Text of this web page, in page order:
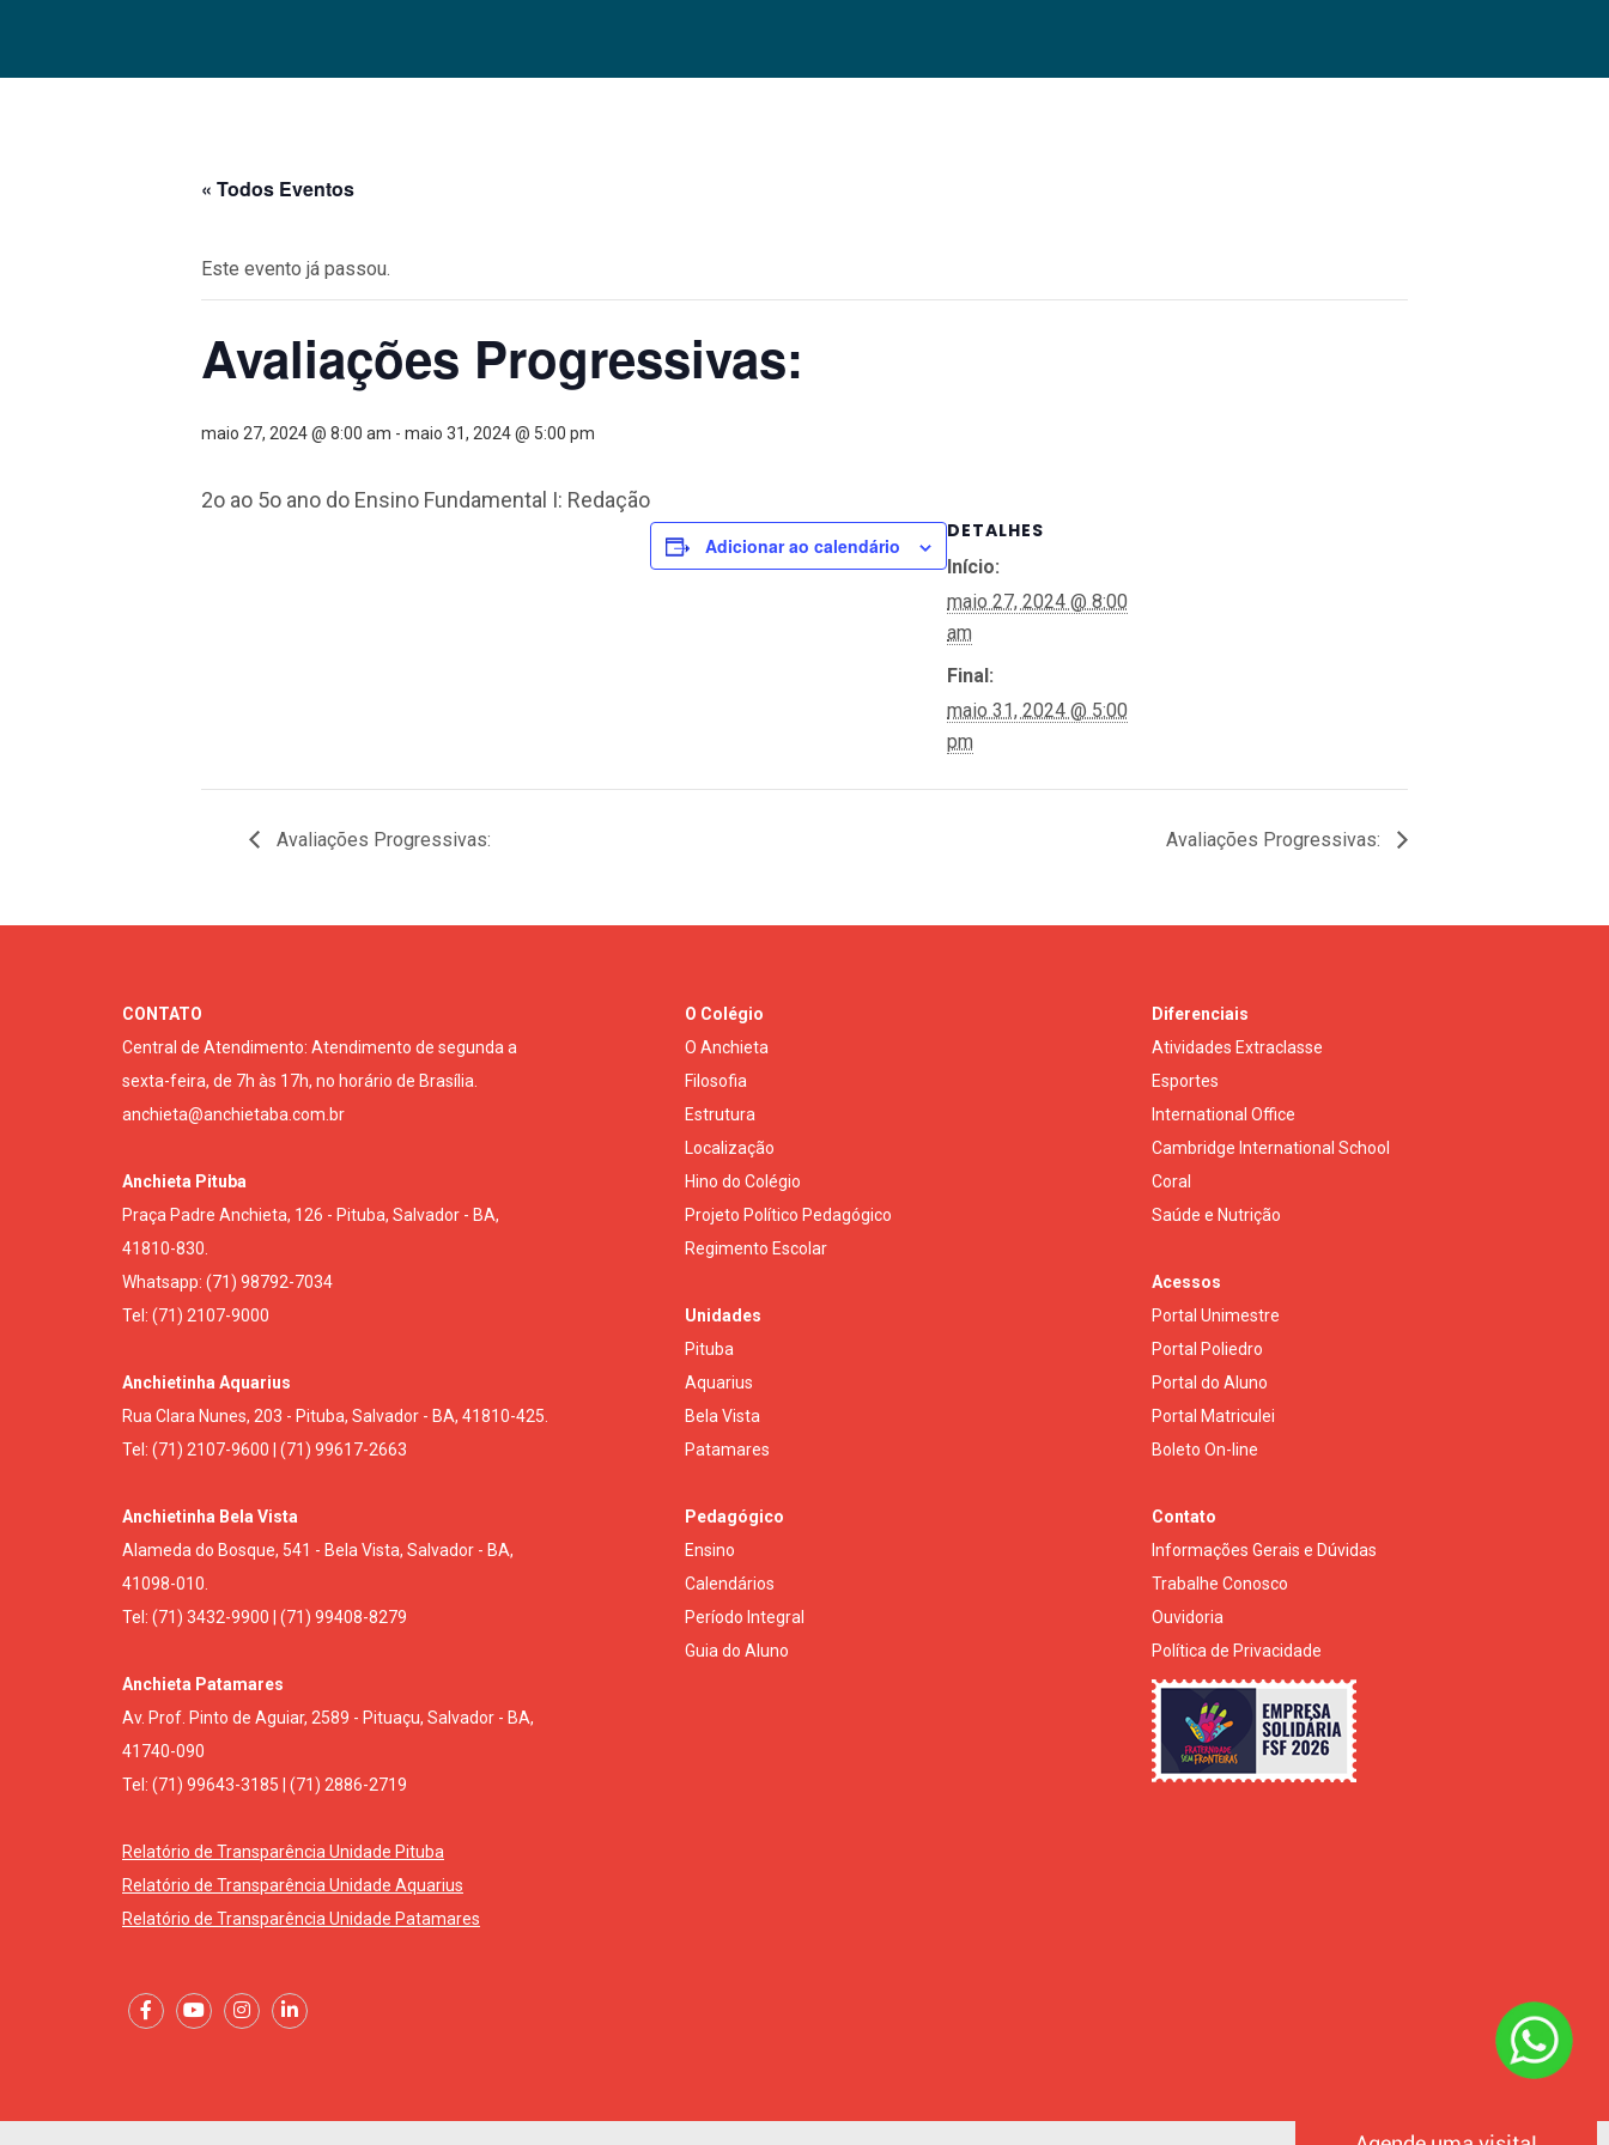
« Todos Eventos
Este evento já passou.
Avaliações Progressivas:
maio 27, 2024 @ 8:00 am - maio 31, 2024 @ 5:00 pm
2o ao 5o ano do Ensino Fundamental I: Redação
Adicionar ao calendário
DETALHES
Início:
maio 27, 2024 @ 8:00
am
Final:
maio 31, 2024 @ 5:00
pm
Avaliações Progressivas: Avaliações Progressivas:
CONTATO
Central de Atendimento: Atendimento de segunda a
sexta-feira, de 7h às 17h, no horário de Brasília.
anchieta@anchietaba.com.br
Anchieta Pituba
Praça Padre Anchieta, 126 - Pituba, Salvador - BA,
41810-830.
Whatsapp: (71) 98792-7034
Tel: (71) 2107-9000
Anchietinha Aquarius
Rua Clara Nunes, 203 - Pituba, Salvador - BA, 41810-425.
Tel: (71) 2107-9600 | (71) 99617-2663
Anchietinha Bela Vista
Alameda do Bosque, 541 - Bela Vista, Salvador - BA,
41098-010.
Tel: (71) 3432-9900 | (71) 99408-8279
Anchieta Patamares
Av. Prof. Pinto de Aguiar, 2589 - Pituaçu, Salvador - BA,
41740-090
Tel: (71) 99643-3185 | (71) 2886-2719
Relatório de Transparência Unidade Pituba
Relatório de Transparência Unidade Aquarius
Relatório de Transparência Unidade Patamares
O Colégio
O Anchieta
Filosofia
Estrutura
Localização
Hino do Colégio
Projeto Político Pedagógico
Regimento Escolar
Unidades
Pituba
Aquarius
Bela Vista
Patamares
Pedagógico
Ensino
Calendários
Período Integral
Guia do Aluno
Diferenciais
Atividades Extraclasse
Esportes
International Office
Cambridge International School
Coral
Saúde e Nutrição
Acessos
Portal Unimestre
Portal Poliedro
Portal do Aluno
Portal Matriculei
Boleto On-line
Contato
Informações Gerais e Dúvidas
Trabalhe Conosco
Ouvidoria
Política de Privacidade